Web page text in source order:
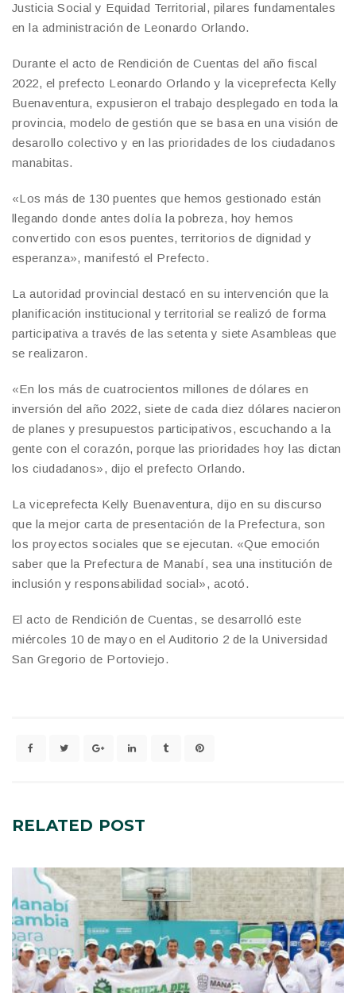
Justicia Social y Equidad Territorial, pilares fundamentales
en la administración de Leonardo Orlando.
Durante el acto de Rendición de Cuentas del año fiscal
2022, el prefecto Leonardo Orlando y la viceprefecta Kelly
Buenaventura, expusieron el trabajo desplegado en toda la
provincia, modelo de gestión que se basa en una visión de
desarollo colectivo y en las prioridades de los ciudadanos
manabitas.
«Los más de 130 puentes que hemos gestionado están
llegando donde antes dolía la pobreza, hoy hemos
convertido con esos puentes, territorios de dignidad y
esperanza», manifestó el Prefecto.
La autoridad provincial destacó en su intervención que la
planificación institucional y territorial se realizó de forma
participativa a través de las setenta y siete Asambleas que
se realizaron.
«En los más de cuatrocientos millones de dólares en
inversión del año 2022, siete de cada diez dólares nacieron
de planes y presupuestos participativos, escuchando a la
gente con el corazón, porque las prioridades hoy las dictan
los ciudadanos», dijo el prefecto Orlando.
La viceprefecta Kelly Buenaventura, dijo en su discurso
que la mejor carta de presentación de la Prefectura, son
los proyectos sociales que se ejecutan. «Que emoción
saber que la Prefectura de Manabí, sea una institución de
inclusión y responsabilidad social», acotó.
El acto de Rendición de Cuentas, se desarrolló este
miércoles 10 de mayo en el Auditorio 2 de la Universidad
San Gregorio de Portoviejo.
RELATED POST